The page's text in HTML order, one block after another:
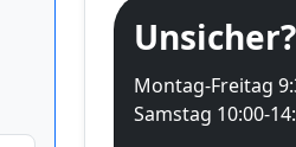
Montag-Freitag
Samstag 10:00-